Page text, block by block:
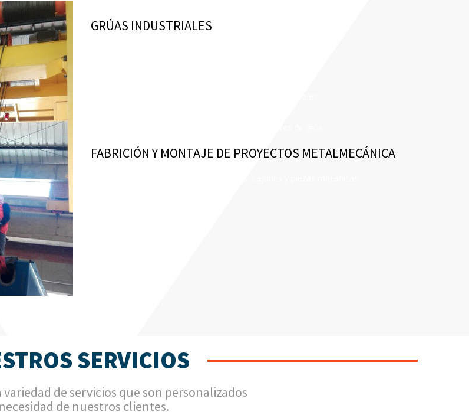
GRÚAS INDUSTRIALES
FABRICIÓN Y MONTAJE DE PROYECTOS METALMECÁNICA
SERVICIOS
de servicios que son personalizados
de nuestros clientes.